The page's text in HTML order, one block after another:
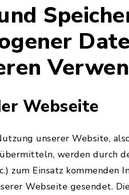
Webseite
unserer Website,
werden durch
zum Einsatz kommenden
Webseite gesendet.